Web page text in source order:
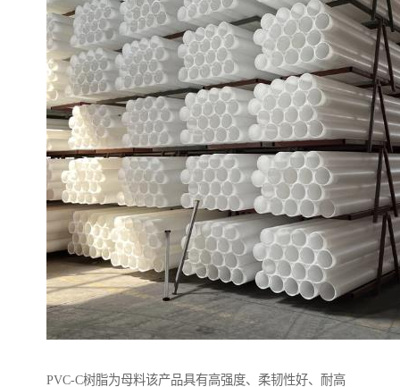
PVC-C树脂为母料该产品具有高强度、柔韧性好、耐高